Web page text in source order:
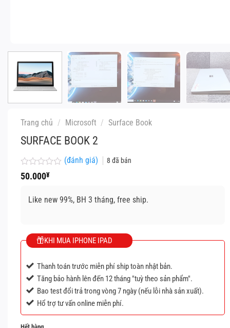
Trang chủ / Microsoft / Surface Book
SURFACE BOOK 2
Được
xếp
(đánh giá) 8 đã bán
50.000¥
Like new 99%, BH 3 tháng, free ship.
KHI MUA IPHONE IPAD
Thanh toán trước miễn phí ship toàn nhật bản.
Tăng bảo hành lên đến 12 tháng "tuỳ theo sản phẩm".
Bao test đổi trả trong vòng 7 ngày (nếu lỗi nhà sản xuất).
Hổ trợ tư vấn online miễn phí.